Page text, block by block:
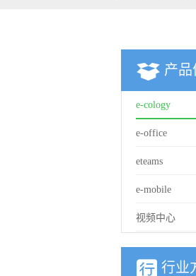
产品
e-cology
e-office
eteams
e-mobile
视频中心
行业